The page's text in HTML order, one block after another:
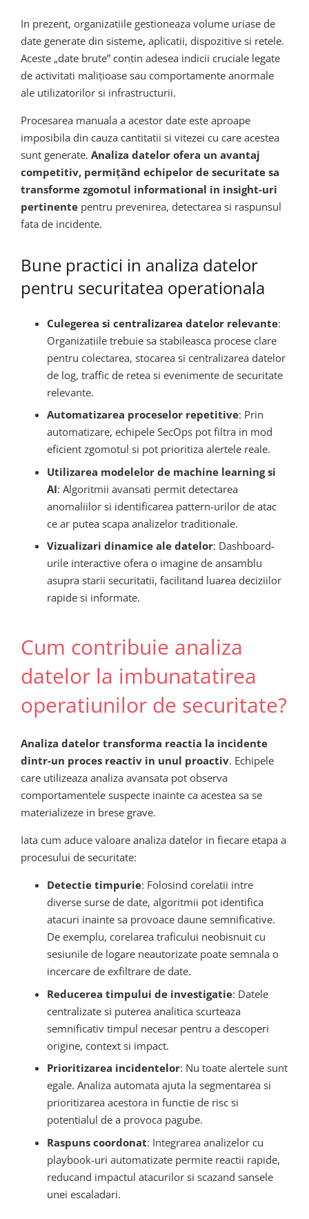
In prezent, organizatiile gestioneaza volume uriase de
date generate din sisteme, aplicatii, dispozitive si retele.
Aceste „date brute” contin adesea indicii cruciale legate
de activitati malițioase sau comportamente anormale
ale utilizatorilor si infrastructurii.
Procesarea manuala a acestor date este aproape
imposibila din cauza cantitatii si vitezei cu care acestea
sunt generate. Analiza datelor ofera un avantaj
competitiv, permițând echipelor de securitate sa
transforme zgomotul informational in insight-uri
pertinente pentru prevenirea, detectarea si raspunsul
fata de incidente.
Bune practici in analiza datelor
pentru securitatea operationala
Culegerea si centralizarea datelor relevante:
Organizatiile trebuie sa stabileasca procese clare
pentru colectarea, stocarea si centralizarea datelor
de log, traffic de retea si evenimente de securitate
relevante.
Automatizarea proceselor repetitive: Prin
automatizare, echipele SecOps pot filtra in mod
eficient zgomotul si pot prioritiza alertele reale.
Utilizarea modelelor de machine learning si
AI: Algoritmii avansati permit detectarea
anomaliilor si identificarea pattern-urilor de atac
ce ar putea scapa analizelor traditionale.
Vizualizari dinamice ale datelor: Dashboard-
urile interactive ofera o imagine de ansamblu
asupra starii securitatii, facilitand luarea deciziilor
rapide si informate.
Cum contribuie analiza
datelor la imbunatatirea
operatiunilor de securitate?
Analiza datelor transforma reactia la incidente
dintr-un proces reactiv in unul proactiv. Echipele
care utilizeaza analiza avansata pot observa
comportamentele suspecte inainte ca acestea sa se
materializeze in brese grave.
Iata cum aduce valoare analiza datelor in fiecare etapa a
procesului de securitate:
Detectie timpurie: Folosind corelatii intre
diverse surse de date, algoritmii pot identifica
atacuri inainte sa provoace daune semnificative.
De exemplu, corelarea traficului neobisnuit cu
sesiunile de logare neautorizate poate semnala o
incercare de exfiltrare de date.
Reducerea timpului de investigatie: Datele
centralizate si puterea analitica scurteaza
semnificativ timpul necesar pentru a descoperi
origine, context si impact.
Prioritizarea incidentelor: Nu toate alertele sunt
egale. Analiza automata ajuta la segmentarea si
prioritizarea acestora in functie de risc si
potentialul de a provoca pagube.
Raspuns coordonat: Integrarea analizelor cu
playbook-uri automatizate permite reactii rapide,
reducand impactul atacurilor si scazand sansele
unei escaladari.